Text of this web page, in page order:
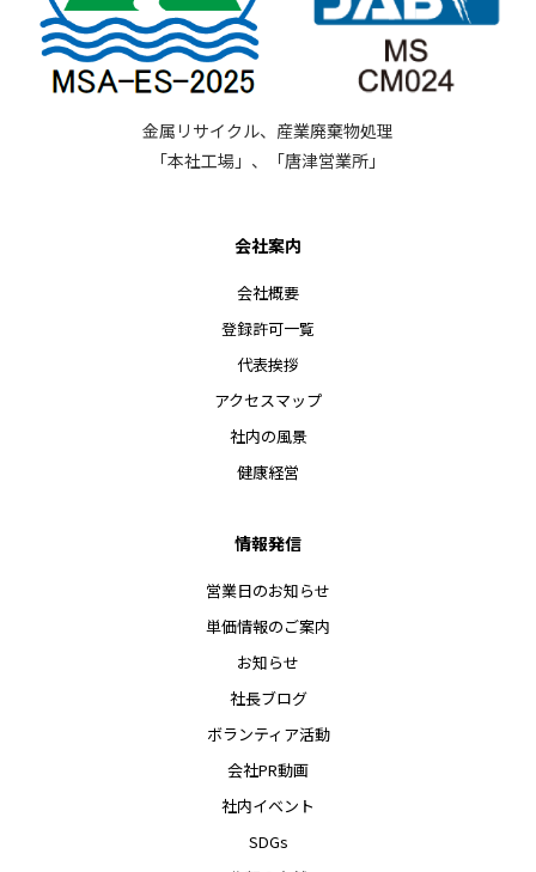
金属リサイクル、産業廃棄物処理
「本社工場」、「唐津営業所」
会社案内
会社概要
登録許可一覧
代表挨拶
アクセスマップ
社内の風景
健康経営
情報発信
営業日のお知らせ
単価情報のご案内
お知らせ
社長ブログ
ボランティア活動
会社PR動画
社内イベント
SDGs